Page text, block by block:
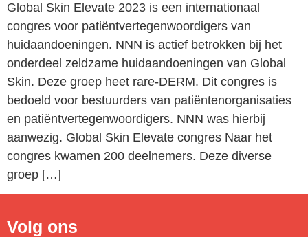
Global Skin Elevate 2023 is een internationaal
congres voor patiëntvertegenwoordigers van
huidaandoeningen. NNN is actief betrokken bij het
onderdeel zeldzame huidaandoeningen van Global
Skin. Deze groep heet rare-DERM. Dit congres is
bedoeld voor bestuurders van patiëntenorganisaties
en patiëntvertegenwoordigers. NNN was hierbij
aanwezig. Global Skin Elevate congres Naar het
congres kwamen 200 deelnemers. Deze diverse
groep […]
Volg ons